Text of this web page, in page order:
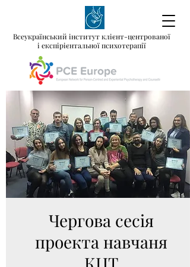
Всеукраїнський інститут клієнт-центрованої
і експірієнтальної психотерапії
Чергова сесія
проекта навчаня